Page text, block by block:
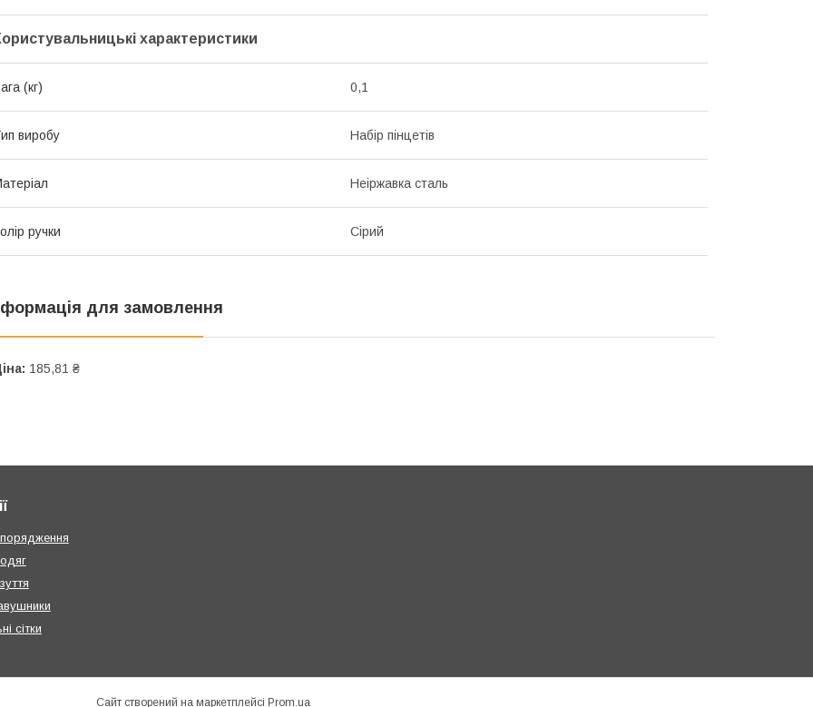
характеристики
(кг) 0,1
виробу Набір пінцетів
Неіржавка сталь
ручки Сірий
для замовлення
185,81 ₴
сітки
Сайт створений на маркетплейсі Prom.ua